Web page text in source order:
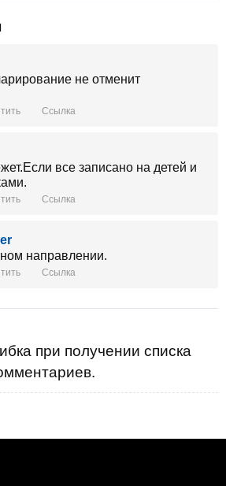
не отменит
Ссылка
все записано на детей и
Ссылка
направлении.
Ссылка
при получении списка